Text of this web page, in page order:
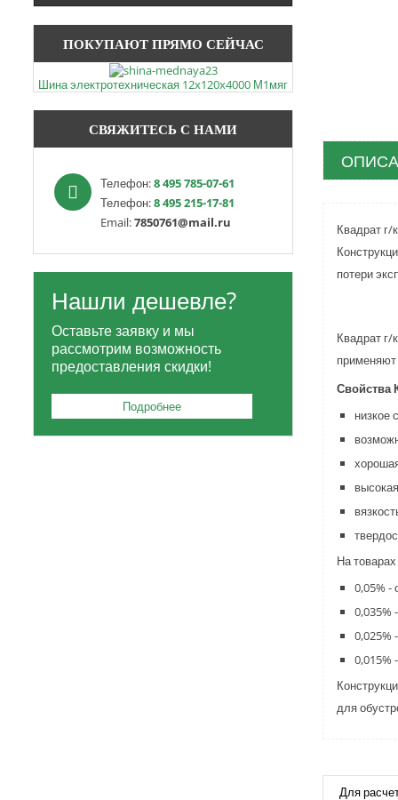
ПОКУПАЮТ ПРЯМО СЕЙЧАС
Шина электротехническая 12x120x4000 М1мяг
СВЯЖИТЕСЬ С НАМИ
Телефон:8 495 785-07-61
Телефон:8 495 215-17-81
Email:7850761@mail.ru
Нашли дешевле?
Оставьте заявку и мы
рассмотрим возможность
предоставления скидки!
Подробнее
Квадрат г/
потери
Квадрат г/
применяют
Свойства
низкое
На
0,05% -
0,035%
0,025%
0,015%
для
Для